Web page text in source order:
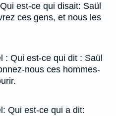
est-ce qui disait: Saül
ces gens, et nous les
: Qui est-ce qui dit : Saül
nous ces hommes-
Qui est-ce qui a dit: